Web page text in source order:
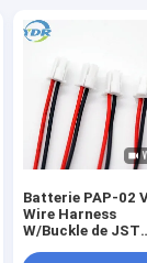
Batterie PAP-02
Wire Harness
W/Buckle de JST